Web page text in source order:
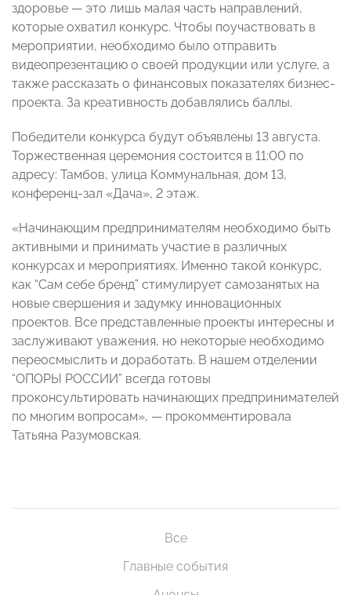
здоровье — это лишь малая часть направлений,
которые охватил конкурс. Чтобы поучаствовать в
мероприятии, необходимо было отправить
видеопрезентацию о своей продукции или услуге, а
также рассказать о финансовых показателях бизнес-
проекта. За креативность добавлялись баллы.
Победители конкурса будут объявлены 13 августа.
Торжественная церемония состоится в 11:00 по
адресу: Тамбов, улица Коммунальная, дом 13,
конференц-зал «Дача», 2 этаж.
«Начинающим предпринимателям необходимо быть
активными и принимать участие в различных
конкурсах и мероприятиях. Именно такой конкурс,
как “Сам себе бренд” стимулирует самозанятых на
новые свершения и задумку инновационных
проектов. Все представленные проекты интересны и
заслуживают уважения, но некоторые необходимо
переосмыслить и доработать. В нашем отделении
“ОПОРЫ РОССИИ” всегда готовы
проконсультировать начинающих предпринимателей
по многим вопросам», — прокомментировала
Татьяна Разумовская.
Все
Главные события